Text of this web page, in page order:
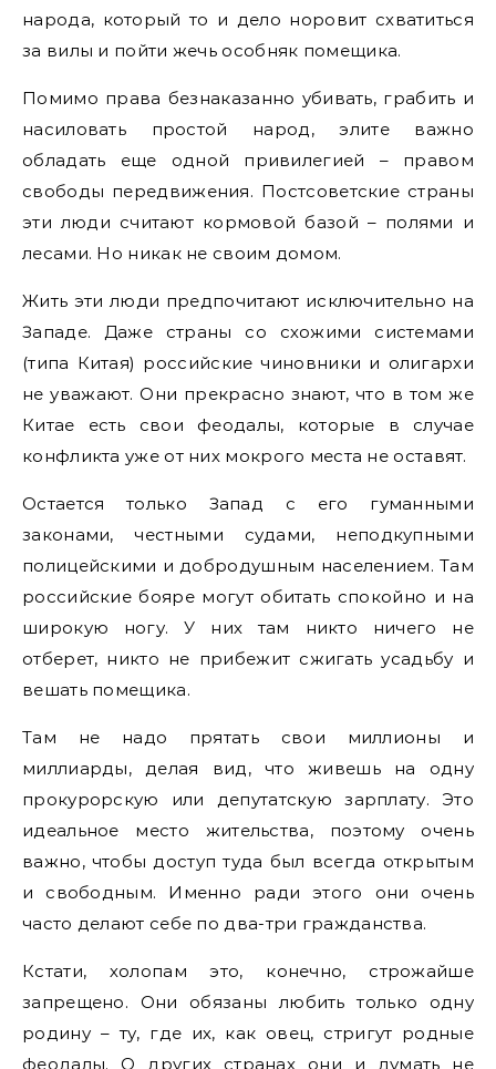
народа, который то и дело норовит схватиться
за вилы и пойти жечь особняк помещика.
Помимо права безнаказанно убивать, грабить и
насиловать простой народ, элите важно
обладать еще одной привилегией – правом
свободы передвижения. Постсоветские страны
эти люди считают кормовой базой – полями и
лесами. Но никак не своим домом.
Жить эти люди предпочитают исключительно на
Западе. Даже страны со схожими системами
(типа Китая) российские чиновники и олигархи
не уважают. Они прекрасно знают, что в том же
Китае есть свои феодалы, которые в случае
конфликта уже от них мокрого места не оставят.
Остается только Запад с его гуманными
законами, честными судами, неподкупными
полицейскими и добродушным населением. Там
российские бояре могут обитать спокойно и на
широкую ногу. У них там никто ничего не
отберет, никто не прибежит сжигать усадьбу и
вешать помещика.
Там не надо прятать свои миллионы и
миллиарды, делая вид, что живешь на одну
прокурорскую или депутатскую зарплату. Это
идеальное место жительства, поэтому очень
важно, чтобы доступ туда был всегда открытым
и свободным. Именно ради этого они очень
часто делают себе по два-три гражданства.
Кстати, холопам это, конечно, строжайше
запрещено. Они обязаны любить только одну
родину – ту, где их, как овец, стригут родные
феодалы. О других странах они и думать не